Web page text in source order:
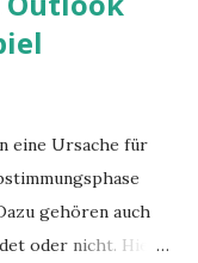
eine Ursache für
gehören auch
oder nicht. Hier